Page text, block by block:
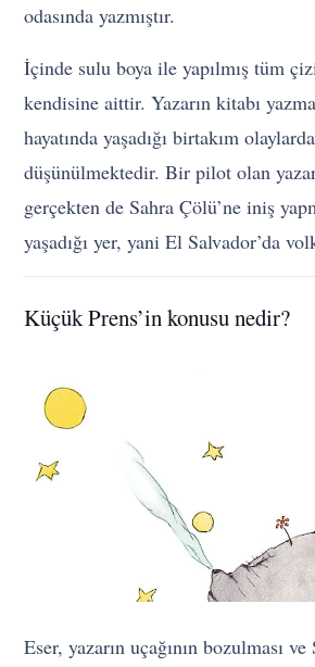
odasında yazmıştır.
İçinde sulu boya ile yapılmış tüm
kendisine aittir. Yazarın kitabı
hayatında yaşadığı birtakım
düşünülmektedir. Bir pilot olan
gerçekten de Sahra Çölü’ne iniş
yaşadığı yer, yani El Salvador’da
Küçük Prens’in konusu nedir?
Eser, yazarın uçağının bozulması